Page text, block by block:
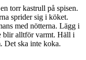
torr kastrull på spisen.
sprider sig i köket.
med nötterna. Lägg i
blir alltför varmt. Häll i
Det ska inte koka.